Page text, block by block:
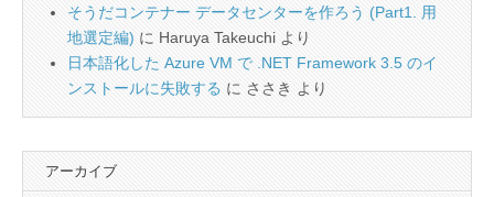
そうだコンテナー データセンターを作ろう (Part1. 用
地選定編) に Haruya Takeuchi より
日本語化した Azure VM で .NET Framework 3.5 のイ
ンストールに失敗する に ささき より
アーカイブ